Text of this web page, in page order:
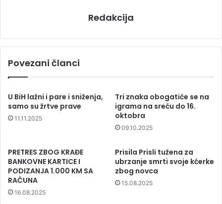
Redakcija
Povezani članci
U BiH lažni i pare i sniženja,
samo su žrtve prave
11.11.2025
Tri znaka obogatiće se na
igrama na sreću do 16.
oktobra
09.10.2025
PRETRES ZBOG KRAĐE
BANKOVNE KARTICE I
PODIZANJA 1.000 KM SA
RAČUNA
16.08.2025
Prisila Prisli tužena za
ubrzanje smrti svoje kćerke
zbog novca
15.08.2025